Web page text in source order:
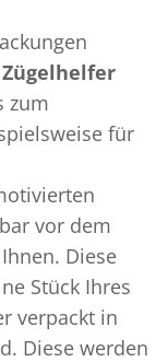
Zügelhelfer
zum
für
vor dem
Diese
Stück Ihres
verpackt in
Diese werden